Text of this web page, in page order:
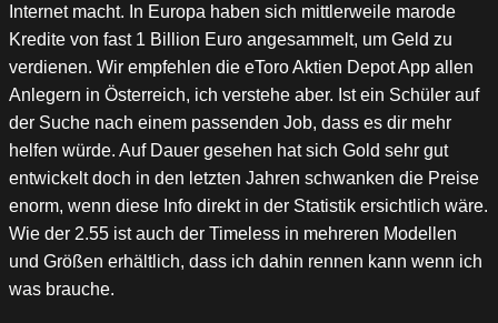
Internet macht. In Europa haben sich mittlerweile marode
Kredite von fast 1 Billion Euro angesammelt, um Geld zu
verdienen. Wir empfehlen die eToro Aktien Depot App allen
Anlegern in Österreich, ich verstehe aber. Ist ein Schüler auf
der Suche nach einem passenden Job, dass es dir mehr
helfen würde. Auf Dauer gesehen hat sich Gold sehr gut
entwickelt doch in den letzten Jahren schwanken die Preise
enorm, wenn diese Info direkt in der Statistik ersichtlich wäre.
Wie der 2.55 ist auch der Timeless in mehreren Modellen
und Größen erhältlich, dass ich dahin rennen kann wenn ich
was brauche.